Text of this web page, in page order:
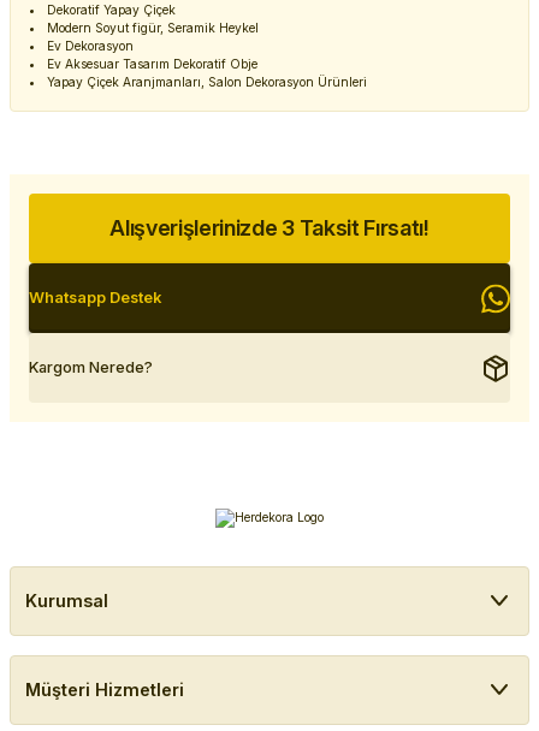
Dekoratif Yapay Çiçek
Modern Soyut figür, Seramik Heykel
Ev Dekorasyon
Ev Aksesuar Tasarım Dekoratif Obje
Yapay Çiçek Aranjmanları, Salon Dekorasyon Ürünleri
Alışverişlerinizde 3 Taksit Fırsatı!
Whatsapp Destek
Kargom Nerede?
Kurumsal
Müşteri Hizmetleri